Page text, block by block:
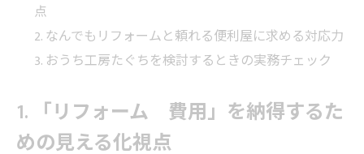
点
なんでもリフォームと頼れる便利屋に求める対応力
おうち工房たぐちを検討するときの実務チェック
1. 「リフォーム 費用」を納得するた
めの見える化視点